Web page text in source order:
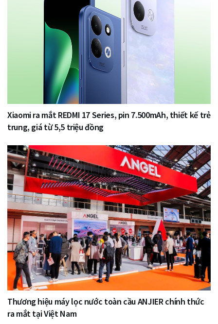
Xiaomi ra mắt REDMI 17 Series, pin 7.500mAh, thiết kế trẻ
trung, giá từ 5,5 triệu đồng
Thương hiệu máy lọc nước toàn cầu ANJIER chính thức
ra mắt tại Việt Nam